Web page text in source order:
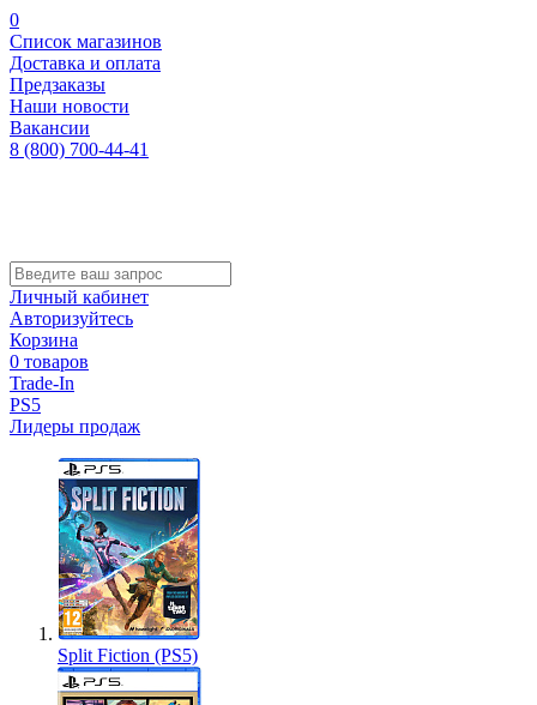
0
Список магазинов
Доставка и оплата
Предзаказы
Наши новости
Вакансии
8 (800) 700-44-41
Личный кабинет
Авторизуйтесь
Корзина
0 товаров
Trade-In
PS5
Лидеры продаж
Split Fiction (PS5)